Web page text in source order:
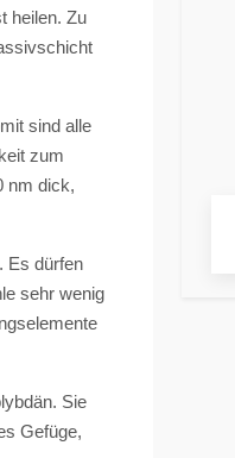
heilen. Zu
sind alle
zum
nm dick,
Es dürfen
sehr wenig
Sie
Gefüge,